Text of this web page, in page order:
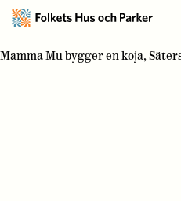
Mamma Mu bygger en koja,